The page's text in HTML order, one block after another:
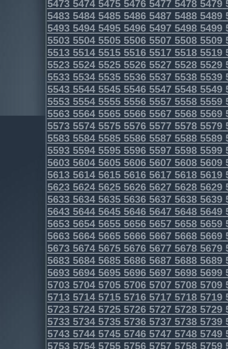
5473547454755476547754785479
5483548454855486548754885489
5493549454955496549754985499
5503550455055506550755085509
5513551455155516551755185519
5523552455255526552755285529
5533553455355536553755385539
5543554455455546554755485549
5553555455555556555755585559
5563556455655566556755685569
5573557455755576557755785579
5583558455855586558755885589
5593559455955596559755985599
5603560456055606560756085609
5613561456155616561756185619
5623562456255626562756285629
5633563456355636563756385639
5643564456455646564756485649
5653565456555656565756585659
5663566456655666566756685669
5673567456755676567756785679
5683568456855686568756885689
5693569456955696569756985699
5703570457055706570757085709
5713571457155716571757185719
5723572457255726572757285729
5733573457355736573757385739
5743574457455746574757485749
5753575457555756575757585759